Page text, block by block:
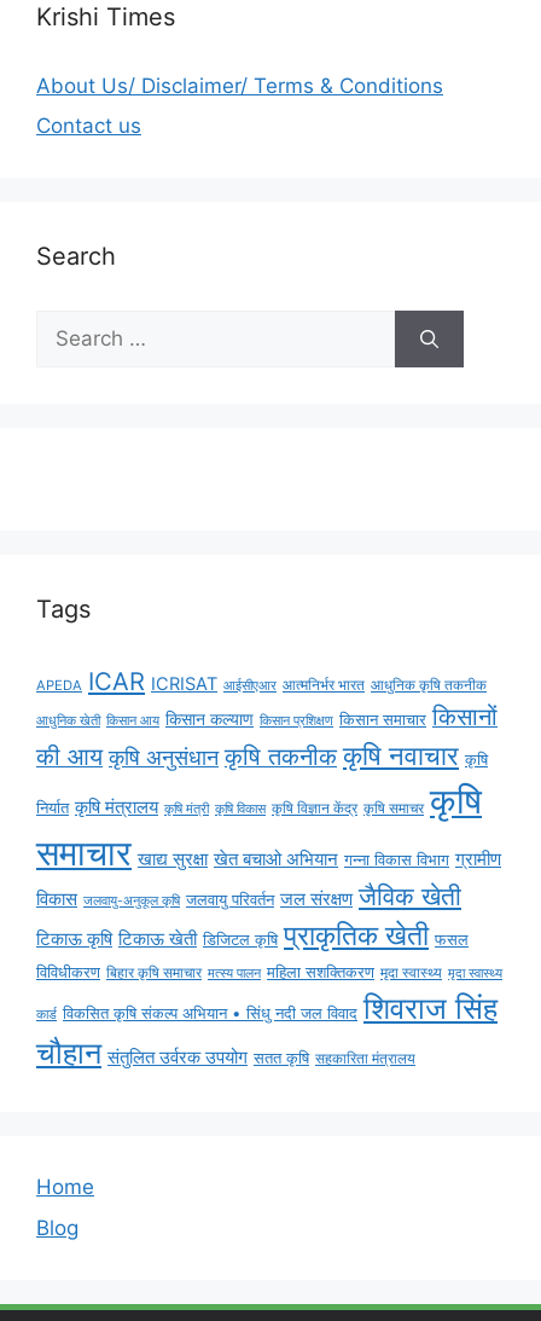
Krishi Times
About Us/ Disclaimer/ Terms & Conditions
Contact us
Search
Tags
APEDA ICAR ICRISAT आईसीएआर आत्मनिर्भर भारत आधुनिक कृषि तकनीक
आधुनिक खेती किसान आय किसान कल्याण किसान प्रशिक्षण किसान समाचार किसानों
की आय कृषि अनुसंधान कृषि तकनीक कृषि नवाचार कृषि
निर्यात कृषि मंत्रालय कृषि मंत्री कृषि विकास कृषि विज्ञान केंद्र कृषि समाचर कृषि
समाचार खाद्य सुरक्षा खेत बचाओ अभियान गन्ना विकास विभाग ग्रामीण
विकास जलवायु-अनुकूल कृषि जलवायु परिवर्तन जल संरक्षण जैविक खेती
टिकाऊ कृषि टिकाऊ खेती डिजिटल कृषि प्राकृतिक खेती फसल
विविधीकरण बिहार कृषि समाचार मत्स्य पालन महिला सशक्तिकरण मृदा स्वास्थ्य मृदा स्वास्थ्य
कार्ड विकसित कृषि संकल्प अभियान • सिंधु नदी जल विवाद शिवराज सिंह
चौहान संतुलित उर्वरक उपयोग सतत कृषि सहकारिता मंत्रालय
Home
Blog